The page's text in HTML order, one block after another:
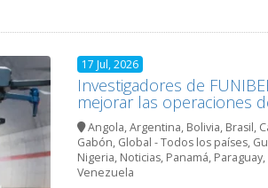
17 Jul, 2026
Investigadores de
mejorar las operaciones
Angola,Argentina, Bolivia, Brasil,
Gabón, Global - Todos los países,
Nigeria, Noticias, Panamá, Paraguay,
Venezuela